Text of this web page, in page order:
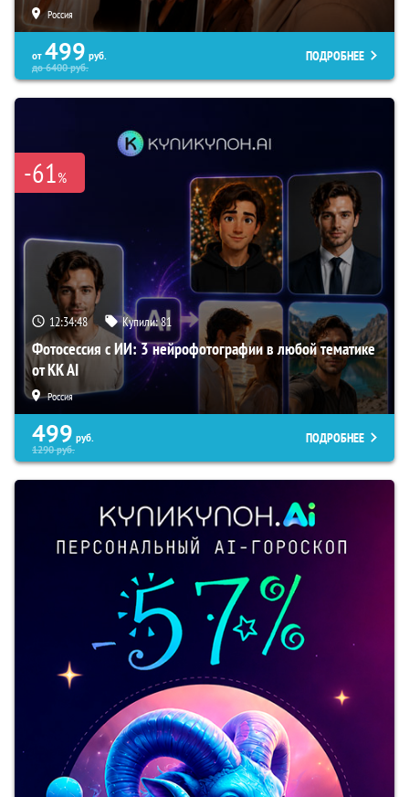
Россия
от 499 руб.
до6400руб.
ПОДРОБНЕЕ
-61%
12:34:47 Купили:81
Фотосессия с ИИ: 3 нейрофотографии в любой тематике
от KK AI
Россия
499 руб.
1290руб.
ПОДРОБНЕЕ